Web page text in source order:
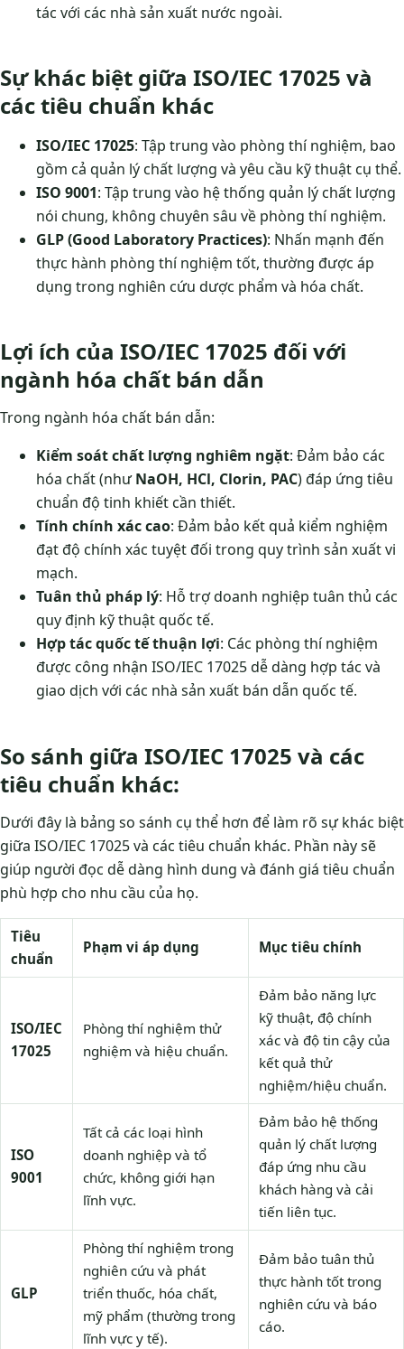
tác với các nhà sản xuất nước ngoài.
Sự khác biệt giữa ISO/IEC 17025 và
các tiêu chuẩn khác
ISO/IEC 17025: Tập trung vào phòng thí nghiệm, bao
gồm cả quản lý chất lượng và yêu cầu kỹ thuật cụ thể.
ISO 9001: Tập trung vào hệ thống quản lý chất lượng
nói chung, không chuyên sâu về phòng thí nghiệm.
GLP (Good Laboratory Practices): Nhấn mạnh đến
thực hành phòng thí nghiệm tốt, thường được áp
dụng trong nghiên cứu dược phẩm và hóa chất.
Lợi ích của ISO/IEC 17025 đối với
ngành hóa chất bán dẫn
Trong ngành hóa chất bán dẫn:
Kiểm soát chất lượng nghiêm ngặt: Đảm bảo các
hóa chất (nhưNaOH, HCl, Clorin, PAC) đáp ứng tiêu
chuẩn độ tinh khiết cần thiết.
Tính chính xác cao: Đảm bảo kết quả kiểm nghiệm
đạt độ chính xác tuyệt đối trong quy trình sản xuất vi
mạch.
Tuân thủ pháp lý: Hỗ trợ doanh nghiệp tuân thủ các
quy định kỹ thuật quốc tế.
Hợp tác quốc tế thuận lợi: Các phòng thí nghiệm
được công nhận ISO/IEC 17025 dễ dàng hợp tác và
giao dịch với các nhà sản xuất bán dẫn quốc tế.
So sánh giữa ISO/IEC 17025 và các
tiêu chuẩn khác:
Dưới đây là bảng so sánh cụ thể hơn để làm rõ sự khác biệt
giữa ISO/IEC 17025 và các tiêu chuẩn khác. Phần này sẽ
giúp người đọc dễ dàng hình dung và đánh giá tiêu chuẩn
phù hợp cho nhu cầu của họ.
Tiêu
chuẩn
Phạm vi áp dụng Mục tiêu chính
ISO/IEC
17025
Phòng thí nghiệm thử
nghiệm và hiệu chuẩn.
Đảm bảo năng lực
kỹ thuật, độ chính
xác và độ tin cậy của
kết quả thử
nghiệm/hiệu chuẩn.
ISO
9001
Tất cả các loại hình
doanh nghiệp và tổ
chức, không giới hạn
lĩnh vực.
Đảm bảo hệ thống
quản lý chất lượng
đáp ứng nhu cầu
khách hàng và cải
tiến liên tục.
GLP
Phòng thí nghiệm trong
nghiên cứu và phát
triển thuốc, hóa chất,
mỹ phẩm (thường trong
lĩnh vực y tế).
Đảm bảo tuân thủ
thực hành tốt trong
nghiên cứu và báo
cáo.